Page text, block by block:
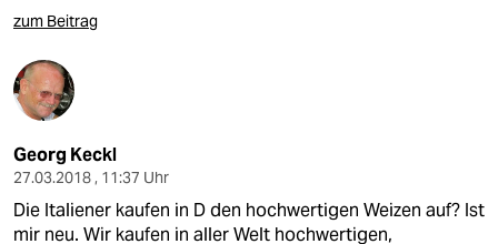
zum Beitrag
Georg Keckl
27.03.2018 , 11:37 Uhr
Die Italiener kaufen in D den hochwertigen Weizen auf? Ist
mir neu. Wir kaufen in aller Welt hochwertigen,